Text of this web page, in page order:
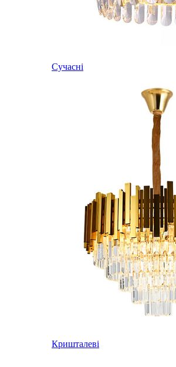
Сучасні
Кришталеві